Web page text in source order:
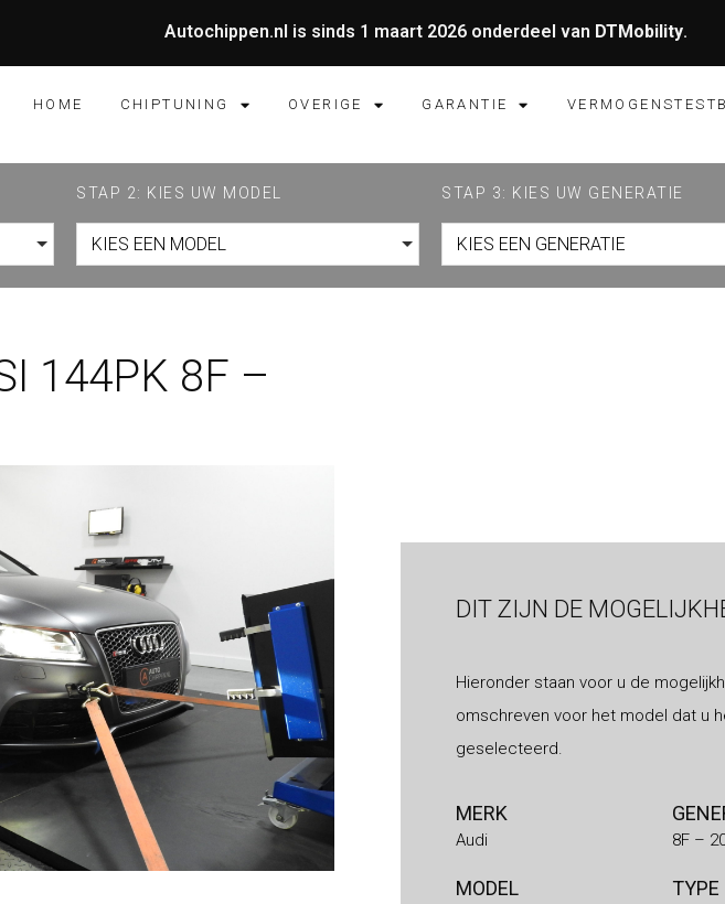
Autochippen.nl is sinds 1 maart 2026 onderdeel van DTMobility.
HOME CHIPTUNING OVERIGE GARANTIE
STAP 2: KIES UW MODEL
KIES EEN MODEL
STAP 3: KIES UW GENERATIE
KIES EEN GENERATIE
144PK 8F –
DIT ZIJN DE
Hieronder staan voor u de
omschreven voor het model dat u
geselecteerd.
MERK
Audi 8F –
MODEL TYPE